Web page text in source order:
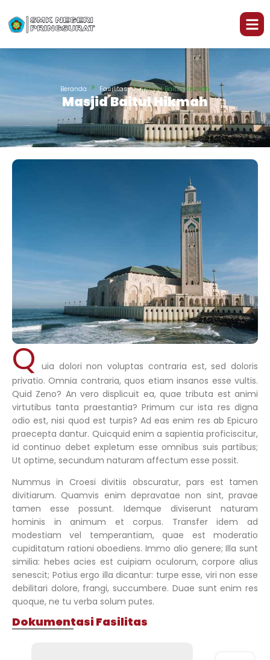
Beranda Fasilitas Masjid Baitul Hikmah
Masjid Baitul Hikmah
Q uia dolori non voluptas contraria est, sed doloris
privatio. Omnia contraria, quos etiam insanos esse vultis.
Quid Zeno? An vero displicuit ea, quae tributa est animi
virtutibus tanta praestantia? Primum cur ista res digna
odio est, nisi quod est turpis? Ad eas enim res ab Epicuro
praecepta dantur. Quicquid enim a sapientia proficiscitur,
id continuo debet expletum esse omnibus suis partibus;
Ut optime, secundum naturam affectum esse possit.
Nummus in Croesi divitiis obscuratur, pars est tamen
divitiarum. Quamvis enim depravatae non sint, pravae
tamen esse possunt. Idemque diviserunt naturam
hominis in animum et corpus. Transfer idem ad
modestiam vel temperantiam, quae est moderatio
cupiditatum rationi oboediens. Immo alio genere; Illa sunt
similia: hebes acies est cuipiam oculorum, corpore alius
senescit; Potius ergo illa dicantur: turpe esse, viri non esse
debilitari dolore, frangi, succumbere. Duae sunt enim res
quoque, ne tu verba solum putes.
Dokumentasi Fasilitas